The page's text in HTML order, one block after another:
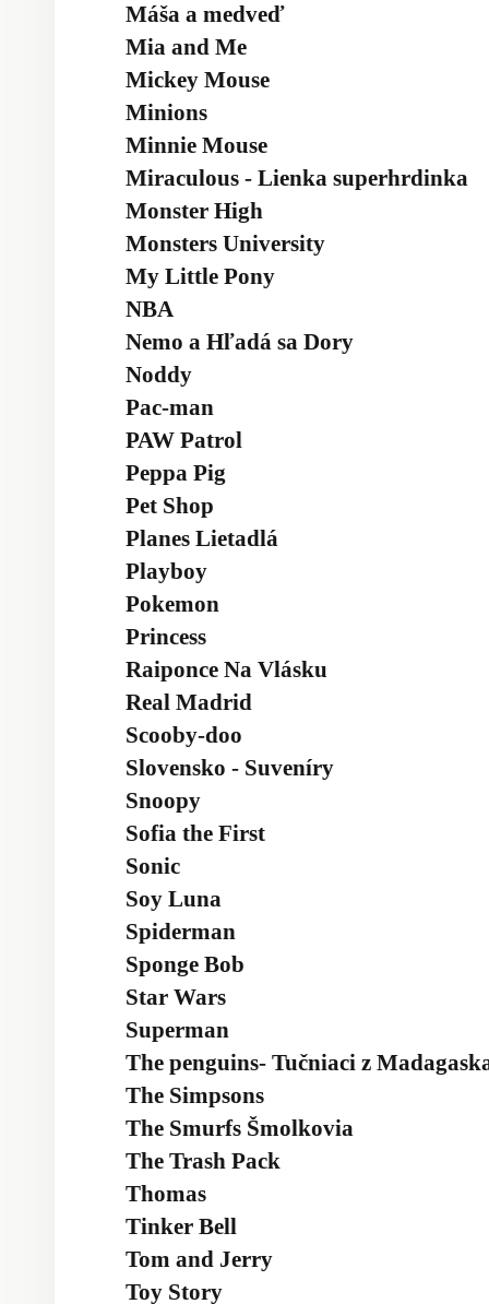
Máša a medveď
Mia and Me
Mickey Mouse
Minions
Minnie Mouse
Miraculous - Lienka superhrdinka
Monster High
Monsters University
My Little Pony
NBA
Nemo a Hľadá sa Dory
Noddy
Pac-man
PAW Patrol
Peppa Pig
Pet Shop
Planes Lietadlá
Playboy
Pokemon
Princess
Raiponce Na Vlásku
Real Madrid
Scooby-doo
Slovensko - Suveníry
Snoopy
Sofia the First
Sonic
Soy Luna
Spiderman
Sponge Bob
Star Wars
Superman
The penguins- Tučniaci z
The Simpsons
The Smurfs Šmolkovia
The Trash Pack
Thomas
Tinker Bell
Tom and Jerry
Toy Story